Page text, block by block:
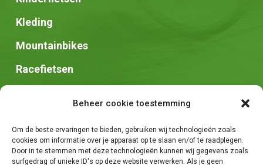
Beheer cookie toestemming
Om de beste ervaringen te bieden, gebruiken wij technologieën zoals
cookies om informatie over je apparaat op te slaan en/of te raadplegen.
Door in te stemmen met deze technologieën kunnen wij gegevens zoals
surfgedrag of unieke ID's op deze website verwerken. Als je geen
Kleding
Mountainbikes
Racefietsen
Zadels